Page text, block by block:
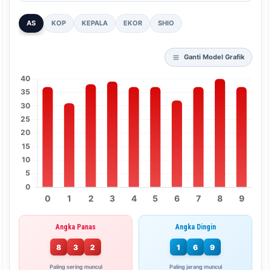
AS KOP KEPALA EKOR SHIO
Ganti Model Grafik
Angka Panas
8 3 2
Paling sering muncul
Angka Dingin
1 6 9
Paling jarang muncul